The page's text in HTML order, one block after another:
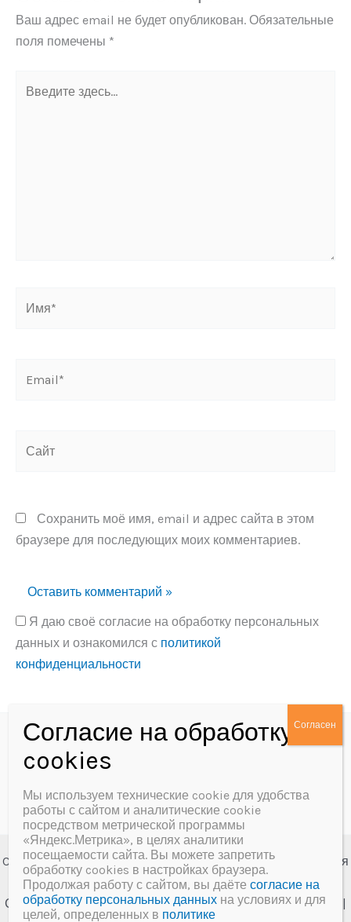
Ваш адрес email не будет опубликован. Обязательные
поля помечены *
здесь...
Сохранить моё имя, email и адрес сайта в этом
браузере для последующих моих комментариев.
Я даю своё согласие на обработку персональных
данных и ознакомился с политикой
конфиденциальности
Политика конфиденциальности
Copyright © 2026 МБУК «Далматовская межпоселенческая
центральная библиотека им. А.Ф. Мерзлякова»
Создание сайта и сопровождениеВеб-студия "У-Лабнет"
|
Мы используем технические cookie для удобства
работы с сайтом и аналитические cookie
посредством метрической программы
«Яндекс.Метрика», в целях аналитики
посещаемости сайта. Вы можете запретить
обработку cookies в настройках браузера.
Продолжая работу с сайтом, вы даётесогласие на
обработку персональных данных на условиях и для
целей, определенных в политике